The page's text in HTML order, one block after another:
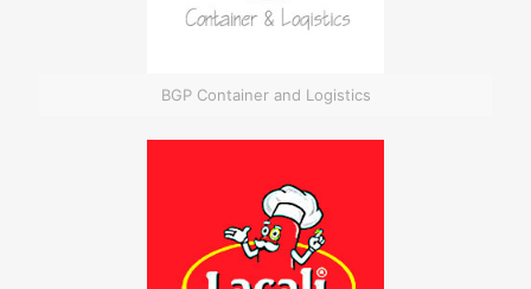
BGP Container and Logistics